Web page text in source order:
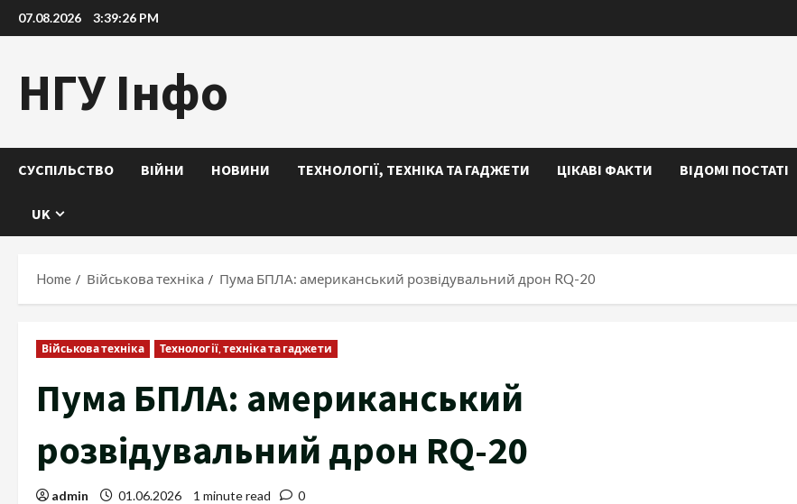
Skip
to
07.08.2026 3:39:27 PM
НГУ Інфо
СУСПІЛЬСТВО ВІЙНИ НОВИНИ ТЕХНОЛОГІЇ, ТЕХНІКА ТА ГАДЖЕТИ ЦІКАВІ ФАКТИ ВІДОМІ ПОСТАТІ
UK
Home Військова техніка Пума БПЛА: американський розвідувальний дрон RQ-20
Військова техніка Технології, техніка та гаджети
Пума БПЛА: американський
розвідувальний дрон RQ-20
admin 01.06.2026 1 minute read 0